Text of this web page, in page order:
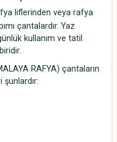
liflerinden veya rafya
çantalardır. Yaz
kullanım ve tatil
RAFYA) çantaların
şunlardır: